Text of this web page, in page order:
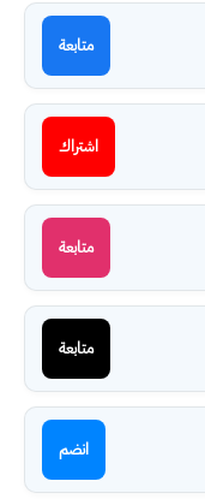
متابعة
اشتراك
متابعة
متابعة
انضم